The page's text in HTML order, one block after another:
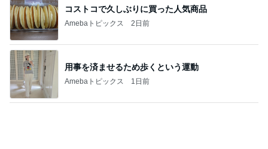
コストコで久しぶりに買った人気商品
Amebaトピックス 2日前
用事を済ませるため歩くという運動
Amebaトピックス 1日前